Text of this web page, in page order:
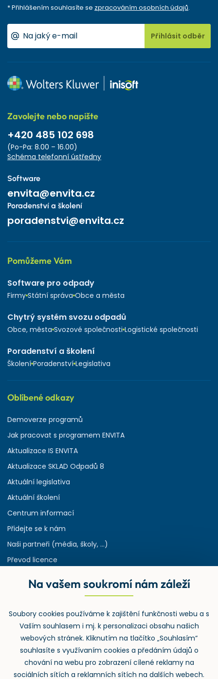
* Přihlášením souhlasíte se zpracováním osobních údajů.
Přihlásit odběr
Zavolejte nebo napište
+420 485 102 698
(Po-Pa: 8.00 – 16.00)
Schéma telefonní ústředny
Software
envita@envita.cz
Poradenství a školení
poradenstvi@envita.cz
Pomůžeme Vám
Software pro odpady
Firmy Státní správa Obce a města
Chytrý systém svozu odpadů
Obce, města Svozové společnosti Logistické společnosti
Poradenství a školení
Školení Poradenství Legislativa
Oblíbené odkazy
Demoverze programů
Jak pracovat s programem ENVITA
Aktualizace IS ENVITA
Aktualizace SKLAD Odpadů 8
Aktuální legislativa
Aktuální školení
Centrum informací
Přidejte se k nám
Naši partneři (média, školy, ...)
Převod licence
Rejstřík používaných zkratek v odpadech
Zpětný odběr
Na vašem soukromí nám záleží
Soubory cookies používáme k zajištění funkčnosti webu a s
Vaším souhlasem i mj. k personalizaci obsahu našich
webových stránek. Kliknutím na tlačítko „Souhlasím“
souhlasíte s využívaním cookies a předáním údajů o
chování na webu pro zobrazení cílené reklamy na
sociálních sítích a reklamních sítích na dalších webech.